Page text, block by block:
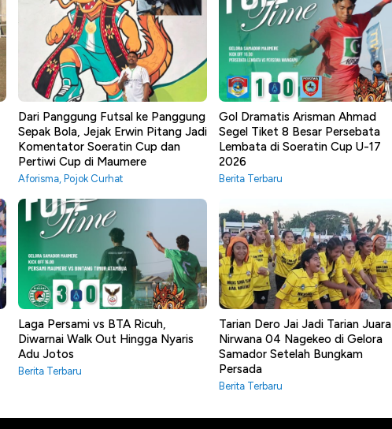
Dari Panggung Futsal ke Panggung
Sepak Bola, Jejak Erwin Pitang Jadi
Komentator Soeratin Cup dan
Pertiwi Cup di Maumere
Aforisma, Pojok Curhat
Gol Dramatis Arisman Ahmad
Segel Tiket 8 Besar Persebata
Lembata di Soeratin Cup U-17
2026
Berita Terbaru
Laga Persami vs BTA Ricuh,
Diwarnai Walk Out Hingga Nyaris
Adu Jotos
Berita Terbaru
Tarian Dero Jai Jadi Tarian Juara
Nirwana 04 Nagekeo di Gelora
Samador Setelah Bungkam
Persada
Berita Terbaru